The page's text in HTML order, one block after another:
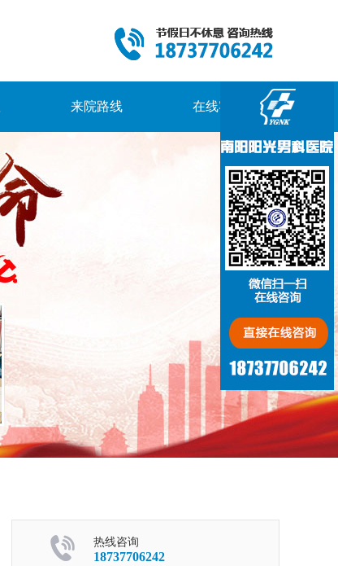
来院路线 在线客服
热线咨询
18737706242